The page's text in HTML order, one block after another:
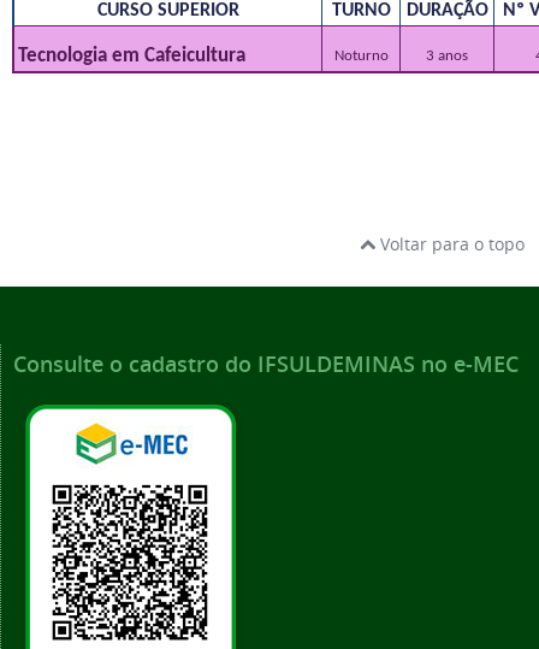
CURSO SUPERIOR TURNO DURAÇÃO Nº
Tecnologia em Cafeicultura Noturno 3 anos
Voltar para o topo
Consulte o cadastro do IFSULDEMINAS no e-MEC